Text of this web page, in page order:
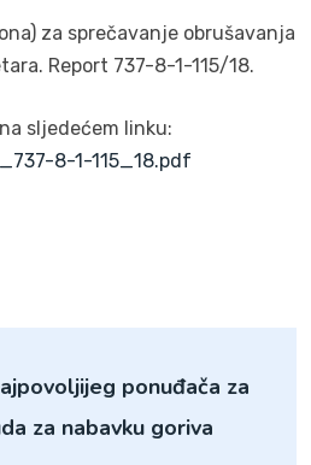
za sprečavanje obrušavanja
Report 737-8-1-115/18.
sljedećem linku:
8-1-115_18.pdf
ponuđača za
za nabavku goriva